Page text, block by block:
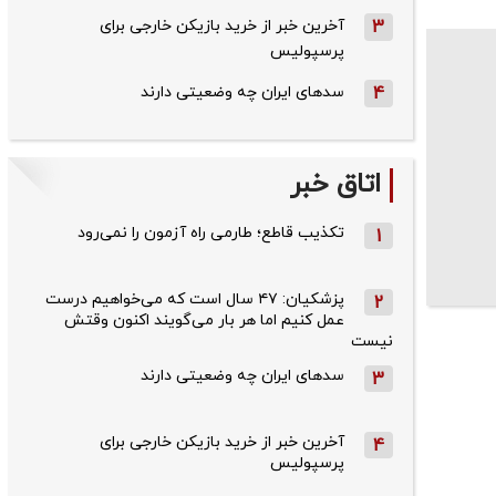
3
آخرین خبر از خرید بازیکن خارجی برای
پرسپولیس
4 سدهای ایران چه وضعیتی دارند
اتاق خبر
1 تکذیب قاطع؛‌ طارمی راه آزمون را نمی‌رود
2
پزشکیان: ۴۷ سال است که می‌خواهیم درست
عمل کنیم اما هر بار می‌گویند اکنون وقتش
نیست
3 سدهای ایران چه وضعیتی دارند
4
آخرین خبر از خرید بازیکن خارجی برای
پرسپولیس